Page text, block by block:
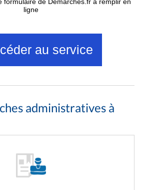
administratives à